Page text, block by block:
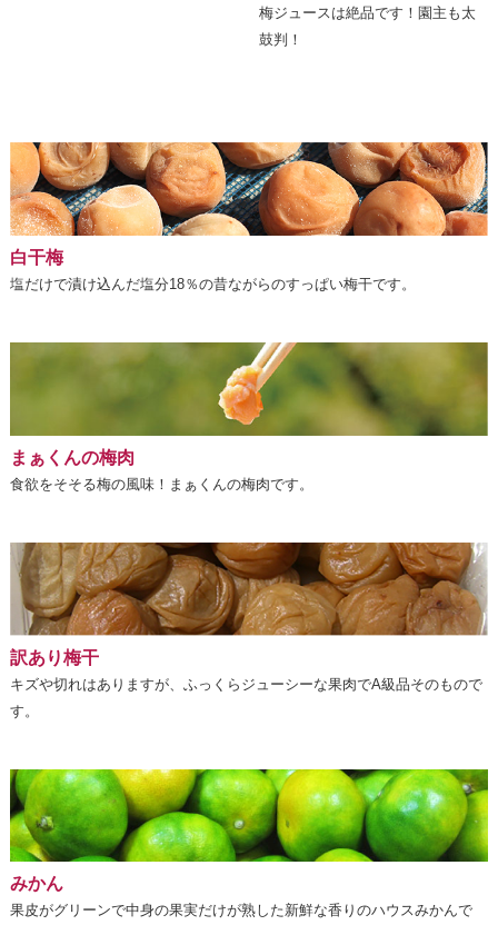
梅ジュースは絶品です！園主も太
鼓判！
白干梅
塩だけで漬け込んだ塩分18％の昔ながらのすっぱい梅干です。
まぁくんの梅肉
食欲をそそる梅の風味！まぁくんの梅肉です。
訳あり梅干
キズや切れはありますが、ふっくらジューシーな果肉でA級品そのもので
す。
みかん
果皮がグリーンで中身の果実だけが熟した新鮮な香りのハウスみかんで